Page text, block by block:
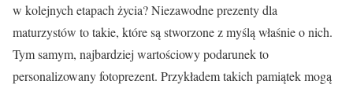
w kolejnych etapach życia? Niezawodne prezenty dla
maturzystów to takie, które są stworzone z myślą właśnie o nich.
Tym samym, najbardziej wartościowy podarunek to
personalizowany fotoprezent. Przykładem takich pamiątek mogą